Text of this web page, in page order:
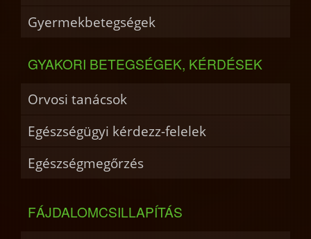
Gyermekbetegségek
GYAKORI BETEGSÉGEK, KÉRDÉSEK
Orvosi tanácsok
Egészségügyi kérdezz-felelek
Egészségmegőrzés
FÁJDALOMCSILLAPÍTÁS